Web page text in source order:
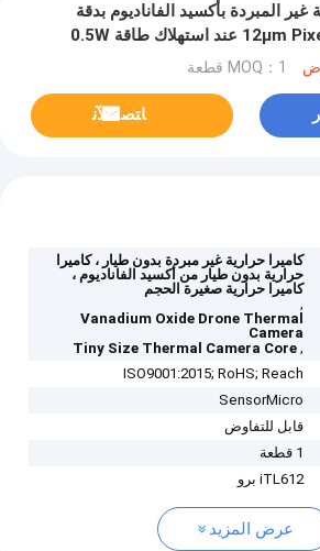
غير المبردة بأكسيد الفاناديوم بدقة
MOQ：1 قطعة
ﺎﺘﺼﻟ ﺍﻶﻧ
كاميرا حرارية غير مبردة بدون طيار ، كاميرا
حرارية بدون طيار من أكسيد الفاناديوم ،
كاميرا حرارية صغيرة الحجم
,
Vanadium Oxide Drone Thermal
Camera
,
Tiny Size Thermal Camera Core
ISO9001:2015; RoHS; Reach
SensorMicro
قابل للتفاوض
1 قطعة
iTL612 برو
عرض المزيد